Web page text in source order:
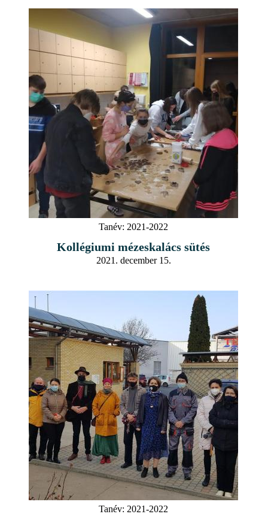
Tanév: 2021-2022
Kollégiumi mézeskalács sütés
2021. december 15.
Tanév: 2021-2022